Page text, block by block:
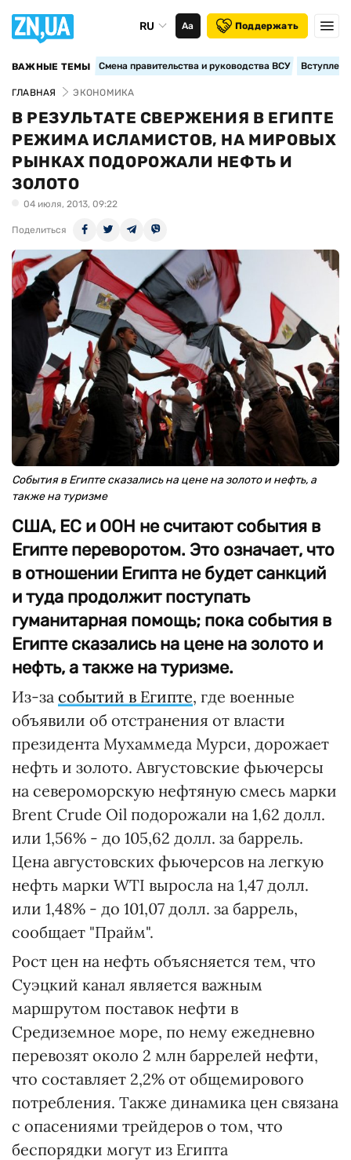
RU Аа Поддержать
ВАЖНЫЕ ТЕМЫ Смена правительства и руководства ВСУ
ГЛАВНАЯ ЭКОНОМИКА
В РЕЗУЛЬТАТЕ СВЕРЖЕНИЯ В ЕГИПТЕ
РЕЖИМА ИСЛАМИСТОВ, НА МИРОВЫХ
РЫНКАХ ПОДОРОЖАЛИ НЕФТЬ И
ЗОЛОТО
04 июля, 2013, 09:22
Поделиться
События в Египте сказались на цене на золото и нефть, а
также на туризме
США, ЕС и ООН не считают события в
Египте переворотом. Это означает, что
в отношении Египта не будет санкций
и туда продолжит поступать
гуманитарная помощь; пока события в
Египте сказались на цене на золото и
нефть, а также на туризме.
Из-за событий в Египте, где военные
объявили об отстранения от власти
президента Мухаммеда Мурси, дорожает
нефть и золото. Августовские фьючерсы
на североморскую нефтяную смесь марки
Brent Crude Oil подорожали на 1,62 долл.
или 1,56% - до 105,62 долл. за баррель.
Цена августовских фьючерсов на легкую
нефть марки WTI выросла на 1,47 долл.
или 1,48% - до 101,07 долл. за баррель,
сообщает "Прайм".
Рост цен на нефть объясняется тем, что
Суэцкий канал является важным
маршрутом поставок нефти в
Средиземное море, по нему ежедневно
перевозят около 2 млн баррелей нефти,
что составляет 2,2% от общемирового
потребления. Также динамика цен связана
с опасениями трейдеров о том, что
беспорядки могут из Египта